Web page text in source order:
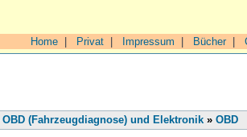
Home Privat Impressum Bücher|
OBD (Fahrzeugdiagnose) und Elektronik » OBD